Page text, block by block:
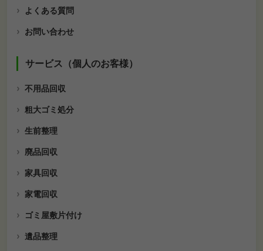
よくある質問
お問い合わせ
サービス（個人のお客様）
不用品回収
粗大ゴミ処分
生前整理
廃品回収
家具回収
家電回収
ゴミ屋敷片付け
遺品整理